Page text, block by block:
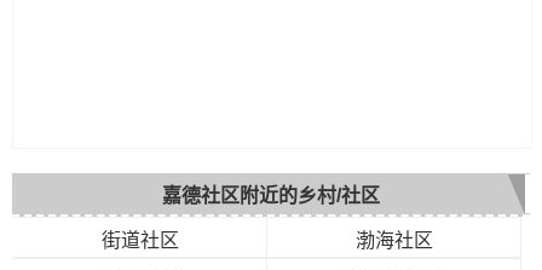
嘉德社区附近的乡村/社区
街道社区
渤海社区